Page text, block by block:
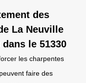
des
La Neuville
le 51330
les charpentes
faire des